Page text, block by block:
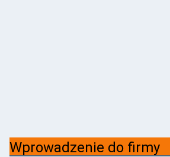
Wprowadzenie do firmy